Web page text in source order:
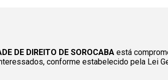
DE DIREITO DE SOROCABA está
conforme estabelecido pela Lei